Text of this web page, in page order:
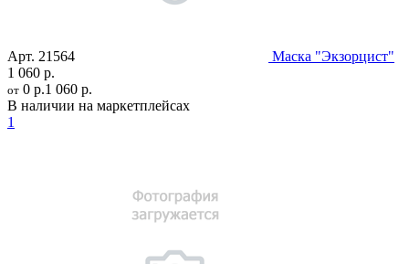
Арт. 21564
Маска "Экзорцист"
1 060 р.
от 0 р.1 060 р.
В наличии на маркетплейсах
1